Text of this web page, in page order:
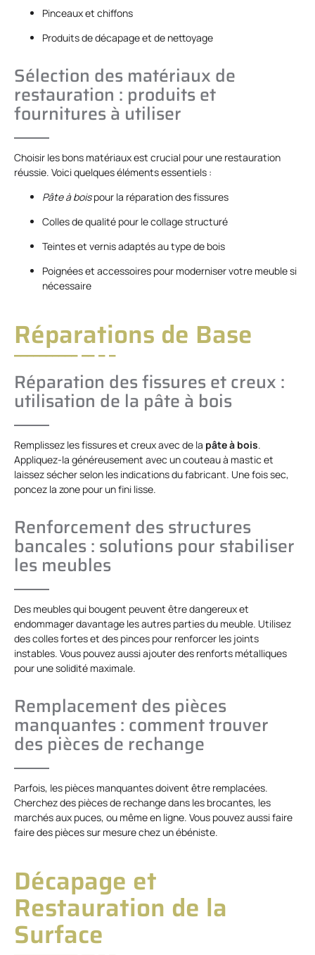
Pinceaux et chiffons
Produits de décapage et de nettoyage
Sélection des matériaux de
restauration : produits et
fournitures à utiliser
Choisir les bons matériaux est crucial pour une restauration
réussie. Voici quelques éléments essentiels :
Pâte à boispour la réparation des fissures
Colles de qualité pour le collage structuré
Teintes et vernis adaptés au type de bois
Poignées et accessoires pour moderniser votre meuble si
nécessaire
Réparations de Base
Réparation des fissures et creux :
utilisation de la pâte à bois
Remplissez les fissures et creux avec de la pâte à bois.
Appliquez-la généreusement avec un couteau à mastic et
laissez sécher selon les indications du fabricant. Une fois sec,
poncez la zone pour un fini lisse.
Renforcement des structures
bancales : solutions pour stabiliser
les meubles
Des meubles qui bougent peuvent être dangereux et
endommager davantage les autres parties du meuble. Utilisez
des colles fortes et des pinces pour renforcer les joints
instables. Vous pouvez aussi ajouter des renforts métalliques
pour une solidité maximale.
Remplacement des pièces
manquantes : comment trouver
des pièces de rechange
Parfois, les pièces manquantes doivent être remplacées.
Cherchez des pièces de rechange dans les brocantes, les
marchés aux puces, ou même en ligne. Vous pouvez aussi faire
faire des pièces sur mesure chez un ébéniste.
Décapage et
Restauration de la
Surface